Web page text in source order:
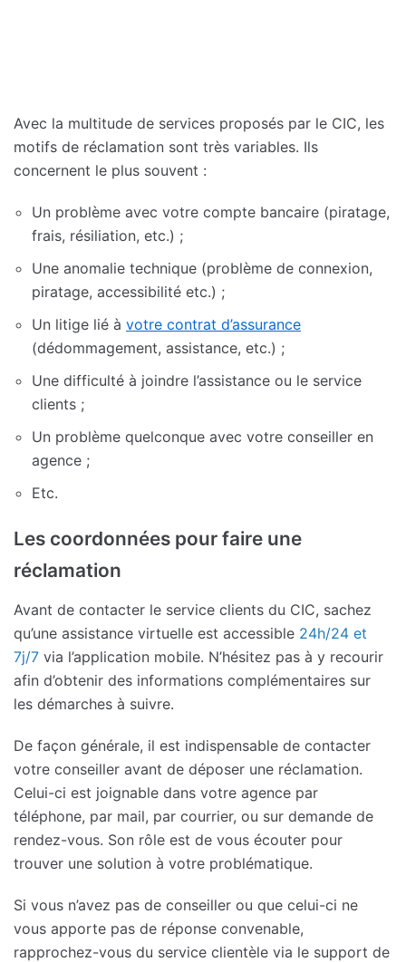
Avec la multitude de services proposés par le CIC, les
motifs de réclamation sont très variables. Ils
concernent le plus souvent :
Un problème avec votre compte bancaire (piratage,
frais, résiliation, etc.) ;
Une anomalie technique (problème de connexion,
piratage, accessibilité etc.) ;
Un litige lié à votre contrat d’assurance
(dédommagement, assistance, etc.) ;
Une difficulté à joindre l’assistance ou le service
clients ;
Un problème quelconque avec votre conseiller en
agence ;
Etc.
Les coordonnées pour faire une
réclamation
Avant de contacter le service clients du CIC, sachez
qu’une assistance virtuelle est accessible 24h/24 et
7j/7 via l’application mobile. N’hésitez pas à y recourir
afin d’obtenir des informations complémentaires sur
les démarches à suivre.
De façon générale, il est indispensable de contacter
votre conseiller avant de déposer une réclamation.
Celui-ci est joignable dans votre agence par
téléphone, par mail, par courrier, ou sur demande de
rendez-vous. Son rôle est de vous écouter pour
trouver une solution à votre problématique.
Si vous n’avez pas de conseiller ou que celui-ci ne
vous apporte pas de réponse convenable,
rapprochez-vous du service clientèle via le support de